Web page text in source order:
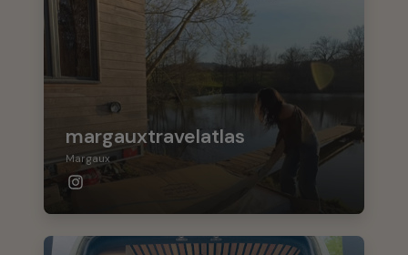
margauxtravelatlas
Margaux